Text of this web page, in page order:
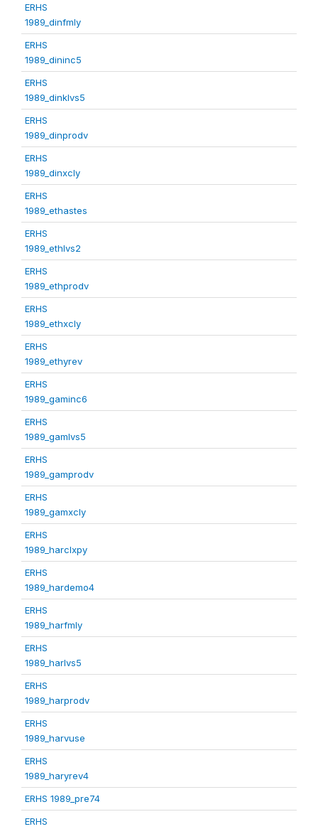
ERHS
1989_dinfmly
ERHS
1989_dininc5
ERHS
1989_dinklvs5
ERHS
1989_dinprodv
ERHS
1989_dinxcly
ERHS
1989_ethastes
ERHS
1989_ethlvs2
ERHS
1989_ethprodv
ERHS
1989_ethxcly
ERHS
1989_ethyrev
ERHS
1989_gaminc6
ERHS
1989_gamlvs5
ERHS
1989_gamprodv
ERHS
1989_gamxcly
ERHS
1989_harclxpy
ERHS
1989_hardemo4
ERHS
1989_harfmly
ERHS
1989_harlvs5
ERHS
1989_harprodv
ERHS
1989_harvuse
ERHS
1989_haryrev4
ERHS 1989_pre74
ERHS